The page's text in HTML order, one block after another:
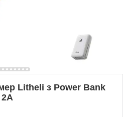
Litheli з Power Bank
2А